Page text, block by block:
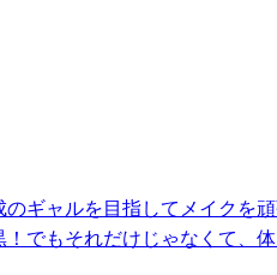
ギャルを目指してメイクを
でもそれだけじゃなくて、